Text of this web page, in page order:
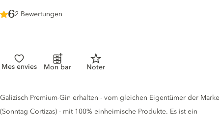
Score :
6/ 10
2 Bewertungen
Mes envies Mon bar Noter
Gin description
Galizisch Premium-Gin erhalten - vom gleichen Eigentümer der Marke
(Sonntag Cortizas) - mit 100% einheimische Produkte. Es ist ein